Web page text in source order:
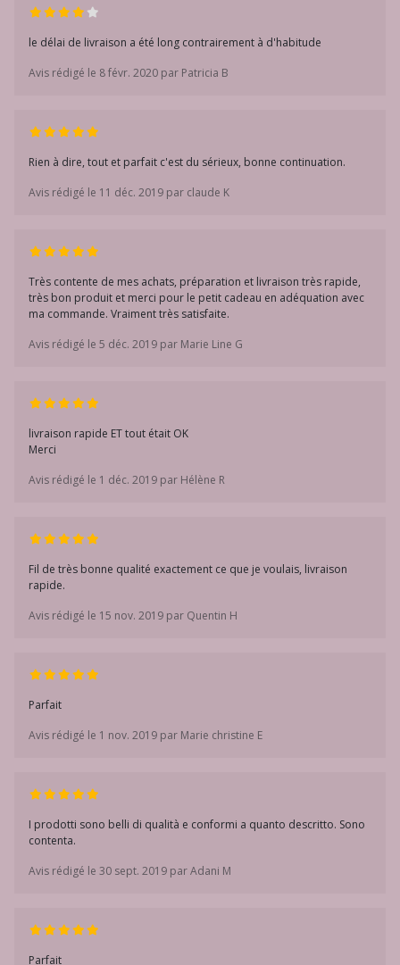
le délai de livraison a été long contrairement à d'habitude
Avis rédigé le 8 févr. 2020 par Patricia B
Rien à dire, tout et parfait c'est du sérieux, bonne continuation.
Avis rédigé le 11 déc. 2019 par claude K
Très contente de mes achats, préparation et livraison très rapide,
très bon produit et merci pour le petit cadeau en adéquation avec
ma commande. Vraiment très satisfaite.
Avis rédigé le 5 déc. 2019 par Marie Line G
livraison rapide ET tout était OK
Merci
Avis rédigé le 1 déc. 2019 par Hélène R
Fil de très bonne qualité exactement ce que je voulais, livraison
rapide.
Avis rédigé le 15 nov. 2019 par Quentin H
Parfait
Avis rédigé le 1 nov. 2019 par Marie christine E
I prodotti sono belli di qualità e conformi a quanto descritto. Sono
contenta.
Avis rédigé le 30 sept. 2019 par Adani M
Parfait